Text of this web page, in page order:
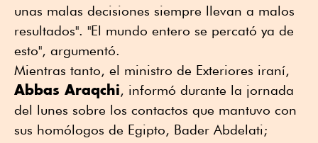
unas malas decisiones siempre llevan a malos
resultados". "El mundo entero se percató ya de
esto", argumentó.
Mientras tanto, el ministro de Exteriores iraní,
Abbas Araqchi, informó durante la jornada
del lunes sobre los contactos que mantuvo con
sus homólogos de Egipto, Bader Abdelati;